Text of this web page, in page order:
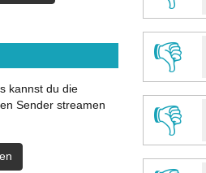
👎
👎
kannst du die
Sender streamen